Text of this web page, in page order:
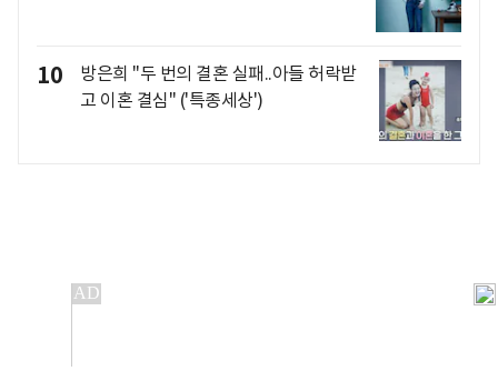
10
방은희 "두 번의 결혼 실패..아들 허락받
고 이혼 결심" ('특종세상')